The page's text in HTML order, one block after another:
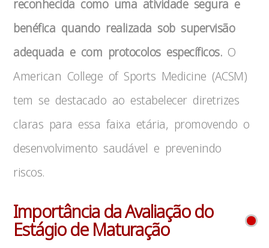
reconhecida como uma atividade segura e
benéfica quando realizada sob supervisão
adequada e com protocolos específicos.O
American College of Sports Medicine (ACSM)
tem se destacado ao estabelecer diretrizes
claras para essa faixa etária, promovendo o
desenvolvimento saudável e prevenindo
riscos.
Importância da Avaliação do
Estágio de Maturação